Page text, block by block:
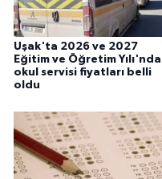
Uşak'ta 2026 ve 2027
Eğitim ve Öğretim
okul servisi fiyatları belli
oldu